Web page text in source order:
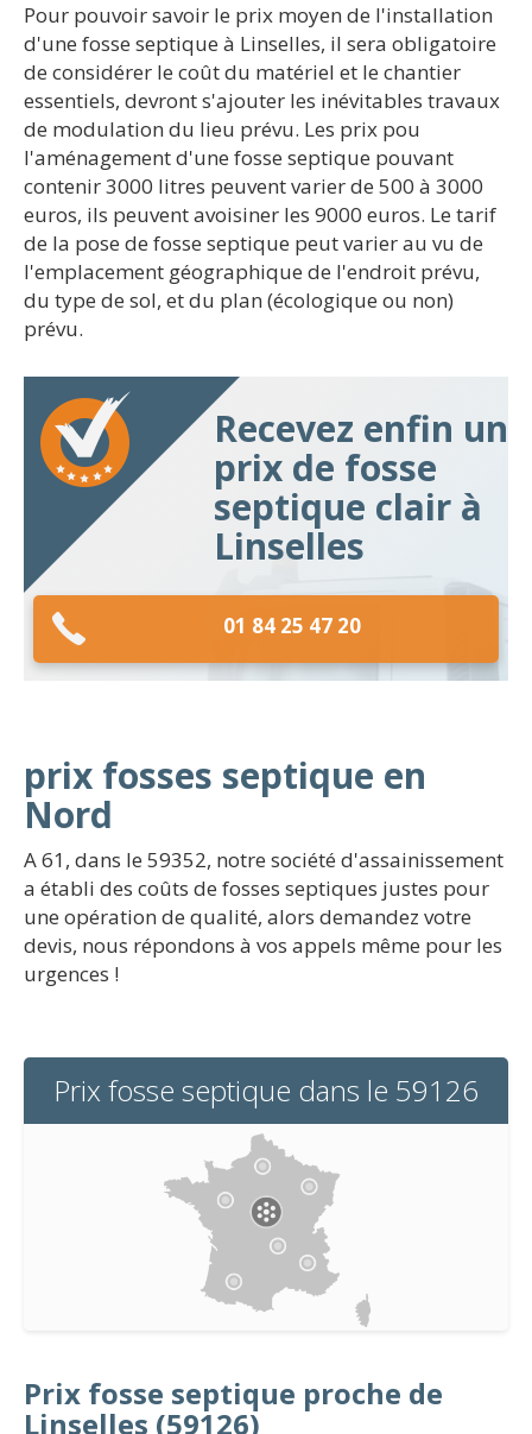
Pour pouvoir savoir le prix moyen de l'installation
d'une fosse septique à Linselles, il sera obligatoire
de considérer le coût du matériel et le chantier
essentiels, devront s'ajouter les inévitables travaux
de modulation du lieu prévu. Les prix pou
l'aménagement d'une fosse septique pouvant
contenir 3000 litres peuvent varier de 500 à 3000
euros, ils peuvent avoisiner les 9000 euros. Le tarif
de la pose de fosse septique peut varier au vu de
l'emplacement géographique de l'endroit prévu,
du type de sol, et du plan (écologique ou non)
prévu.
Recevez enfin un
prix de fosse
septique clair à
Linselles
01 84 25 47 20
prix fosses septique en
Nord
A 61, dans le 59352, notre société d'assainissement
a établi des coûts de fosses septiques justes pour
une opération de qualité, alors demandez votre
devis, nous répondons à vos appels même pour les
urgences !
Prix fosse septique dans le 59126
Prix fosse septique proche de
Linselles (59126)